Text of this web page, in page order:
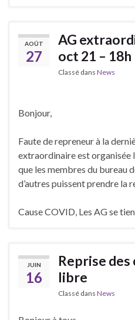
AOÛT
27
AG
oct 21 – 18h
Classé dans News
Bonjour,
Faute de repreneur à la
extraordinaire est organisée
que les membres du bureau
d’autres puissent prendre la
Cause COVID, Les AG se
JUIN
16
Reprise des
libre
Classé dans News